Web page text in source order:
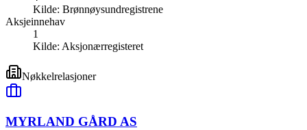
Kilde: Brønnøysundregistrene
Aksjeinnehav
1
Kilde: Aksjonærregisteret
Nøkkelrelasjoner
MYRLAND GÅRD AS